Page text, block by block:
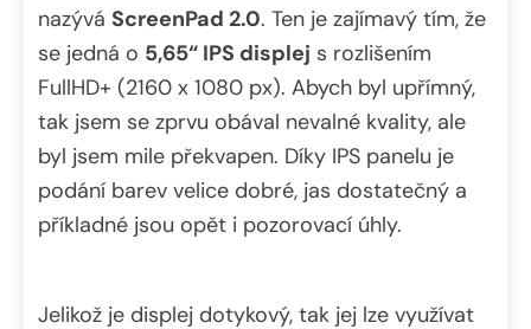
nazývá ScreenPad 2.0. Ten je zajímavý tím, že
se jedná o 5,65“ IPS displej s rozlišením
FullHD+ (2160 x 1080 px). Abych byl upřímný,
tak jsem se zprvu obával nevalné kvality, ale
byl jsem mile překvapen. Díky IPS panelu je
podání barev velice dobré, jas dostatečný a
příkladné jsou opět i pozorovací úhly.
Jelikož je displej dotykový, tak jej lze využívat